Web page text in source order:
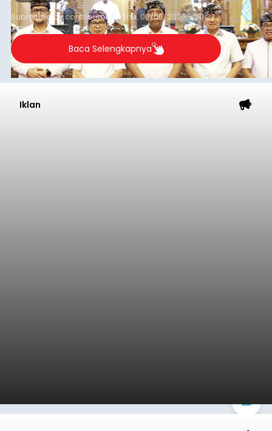
Submitted bycontributor onThu, 08/06/2026 - 20:27
Baca Selengkapnya
Iklan